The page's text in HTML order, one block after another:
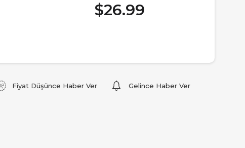
$26.99
Fiyat Düşünce Haber Ver Gelince Haber Ver